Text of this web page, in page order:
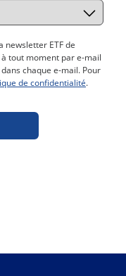
newsletter ETF de
tout moment par e-mail
chaque e-mail. Pour
de confidentialité.